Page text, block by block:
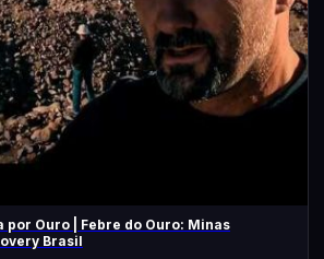
por Ouro | Febre do Ouro: Minas
Brasil